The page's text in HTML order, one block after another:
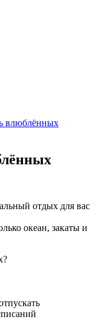
влюблённых
отдых для вас
океан, закаты и